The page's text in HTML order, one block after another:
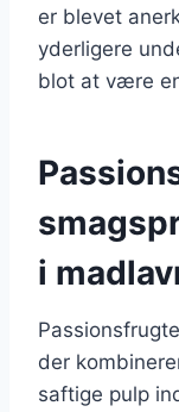
er blevet
yderligere
blot at være
i
der
saftige pulp